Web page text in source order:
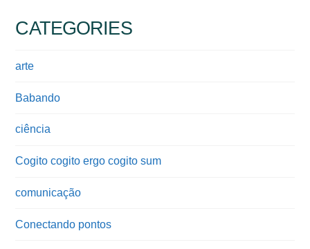
CATEGORIES
arte
Babando
ciência
Cogito cogito ergo cogito sum
comunicação
Conectando pontos